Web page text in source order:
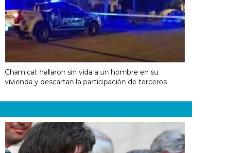
Chamical: hallaron sin vida a un hombre en su
vivienda y descartan la participación de terceros